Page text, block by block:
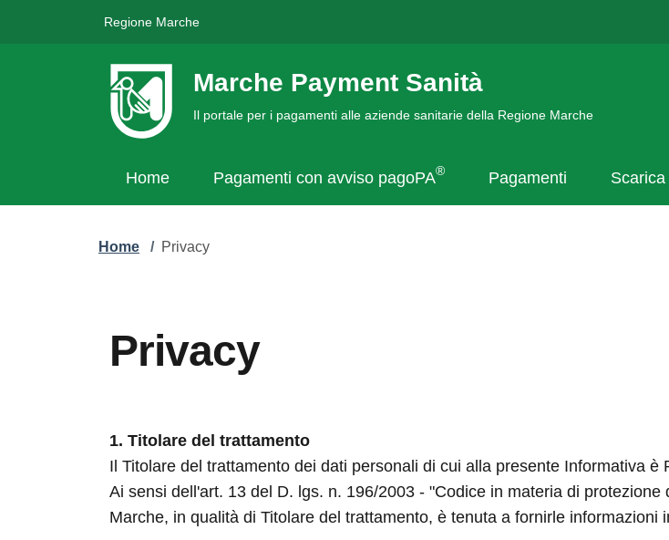
Regione Marche
Marche Payment Sanità
Il portale per i pagamenti alle aziende sanitarie della Regione Marche
Home Pagamenti con avviso pagoPA® Pagamenti
Home / Privacy
Privacy
1. Titolare del trattamento
Il Titolare del trattamento dei dati personali di cui alla presente Informativa
Ai sensi dell'art. 13 del D. lgs. n. 196/2003 - "Codice in materia di
Marche, in qualità di Titolare del trattamento, è tenuta a fornirle informazioni